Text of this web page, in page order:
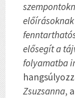
elősegít a
folyamatba
Zsuzsanna,